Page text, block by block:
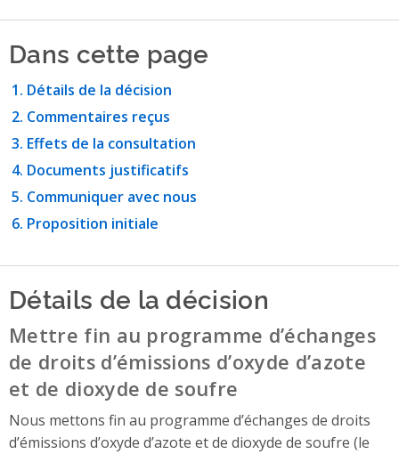
Dans cette page
Détails de la décision
Commentaires reçus
Effets de la consultation
Documents justificatifs
Communiquer avec nous
Proposition initiale
Détails de la décision
Mettre fin au programme d’échanges
de droits d’émissions d’oxyde d’azote
et de dioxyde de soufre
Nous mettons fin au programme d’échanges de droits
d’émissions d’oxyde d’azote et de dioxyde de soufre (le